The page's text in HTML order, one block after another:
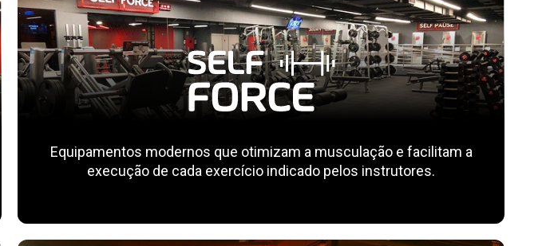
Equipamentos modernos que otimizam a musculação e facilitam a
execução de cada exercício indicado pelos instrutores.